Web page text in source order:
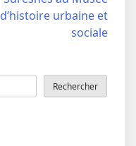
d’histoire urbaine et
sociale
Rechercher